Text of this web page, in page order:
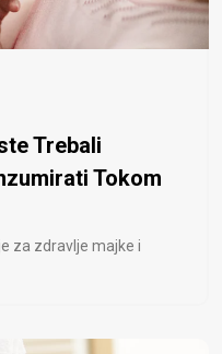
Trebali
Tokom
za zdravlje majke i